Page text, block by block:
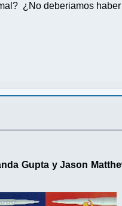
¿No deberiamos
Gupta y Jason